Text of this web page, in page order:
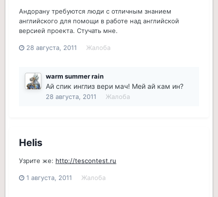
Андорану требуются люди с отличным знанием
английского для помощи в работе над английской
версией проекта. Стучать мне.
28 августа, 2011 Жалоба
warm summer rain
Ай спик инглиз вери мач! Мей ай кам ин?
28 августа, 2011 Жалоба
Helis
Узрите же: http://tescontest.ru
1 августа, 2011 Жалоба